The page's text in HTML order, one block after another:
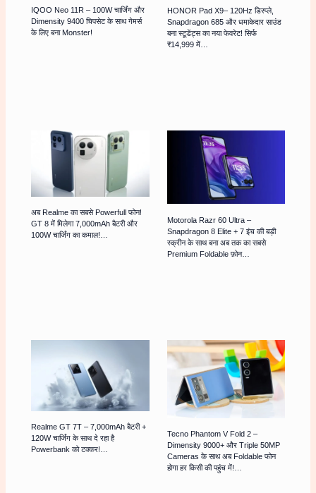
IQOO Neo 11R – 100W चार्जिंग और
Dimensity 9400 चिपसेट के साथ गेमर्स
के लिए बना Monster!
HONOR Pad X9– 120Hz डिस्प्ले,
Snapdragon 685 और धमाकेदार साउंड
बना स्टूडेंट्स का नया फेवरेट! सिर्फ
₹14,999 में…
अब Realme का सबसे Powerfull फोन!
GT 8 में मिलेगा 7,000mAh बैटरी और
100W चार्जिंग का कमाल!…
Motorola Razr 60 Ultra –
Snapdragon 8 Elite + 7 इंच की बड़ी
स्क्रीन के साथ बना अब तक का सबसे
Premium Foldable फ़ोन…
Realme GT 7T – 7,000mAh बैटरी +
120W चार्जिंग के साथ दे रहा है
Powerbank को टक्कर!…
Tecno Phantom V Fold 2 –
Dimensity 9000+ और Triple 50MP
Cameras के साथ अब Foldable फोन
होगा हर किसी की पहुंच में!…